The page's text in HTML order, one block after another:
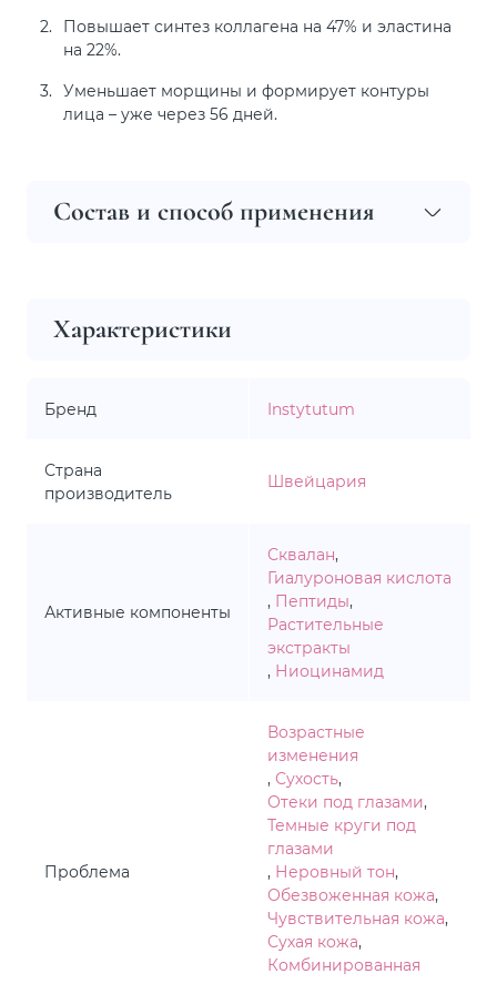
Повышает синтез коллагена на 47% и эластина
на 22%.
Уменьшает морщины и формирует контуры
лица – уже через 56 дней.
Состав и способ применения
Характеристики
Бренд Instytutum
Страна
производитель
Швейцария
Активные компоненты
Сквалан,
Гиалуроновая кислота
, Пептиды,
Растительные
экстракты
, Ниоцинамид
Проблема
Возрастные
изменения
, Сухость,
Отеки под глазами,
Темные круги под
глазами
, Неровный тон,
Обезвоженная кожа,
Чувствительная кожа,
Сухая кожа,
Комбинированная